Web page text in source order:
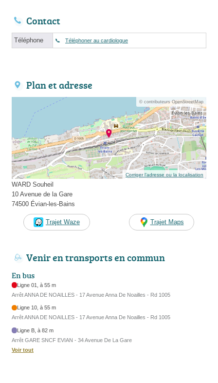
Contact
Téléphone Téléphoner au cardiologue
Plan et adresse
© contributeurs OpenStreetMap
Corriger l’adresse ou la localisation
WARD Souheil
10 Avenue de la Gare
74500 Évian-les-Bains
Trajet Waze Trajet Maps
Venir en transports en commun
En bus
Ligne 01, à 55 m
Arrêt ANNA DE NOAILLES - 17 Avenue Anna De Noailles - Rd 1005
Ligne 10, à 55 m
Arrêt ANNA DE NOAILLES - 17 Avenue Anna De Noailles - Rd 1005
Ligne B, à 82 m
Arrêt GARE SNCF EVIAN - 34 Avenue De La Gare
Voir tout